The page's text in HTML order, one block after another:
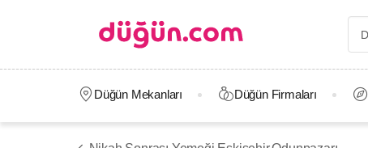
Düğün Mekanları Düğün Firmaları